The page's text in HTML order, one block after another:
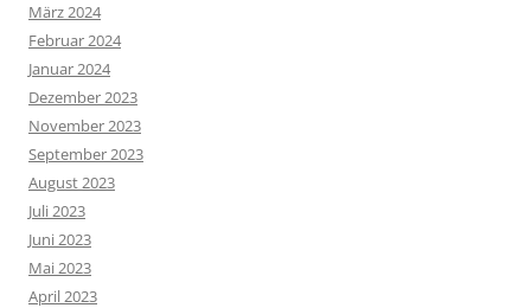
März 2024
Februar 2024
Januar 2024
Dezember 2023
November 2023
September 2023
August 2023
Juli 2023
Juni 2023
Mai 2023
April 2023